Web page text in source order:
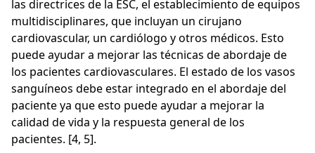
las directrices de la ESC, el establecimiento de equipos
multidisciplinares, que incluyan un cirujano
cardiovascular, un cardiólogo y otros médicos. Esto
puede ayudar a mejorar las técnicas de abordaje de
los pacientes cardiovasculares. El estado de los vasos
sanguíneos debe estar integrado en el abordaje del
paciente ya que esto puede ayudar a mejorar la
calidad de vida y la respuesta general de los
pacientes. [4, 5].